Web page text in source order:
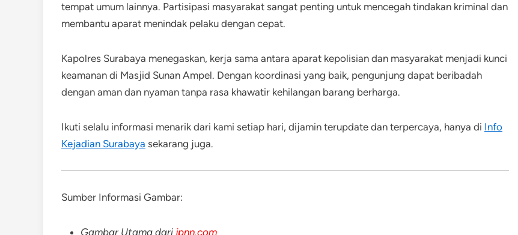
tempat umum lainnya. Partisipasi masyarakat sangat penting untuk mencegah tindakan kriminal dan
membantu aparat menindak pelaku dengan cepat.
Kapolres Surabaya menegaskan, kerja sama antara aparat kepolisian dan masyarakat menjadi kunci
keamanan di Masjid Sunan Ampel. Dengan koordinasi yang baik, pengunjung dapat beribadah
dengan aman dan nyaman tanpa rasa khawatir kehilangan barang berharga.
Ikuti selalu informasi menarik dari kami setiap hari, dijamin terupdate dan terpercaya, hanya di Info
Kejadian Surabaya sekarang juga.
Sumber Informasi Gambar:
Gambar Utama dari jpnn.com